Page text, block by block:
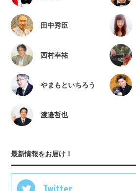
田中秀臣
西村幸祐
やまもといちろう
渡邉哲也
最新情報をお届け！